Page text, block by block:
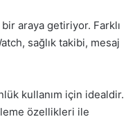
araya getiriyor. Farklı
sağlık takibi, mesaj
kullanım için idealdir.
özellikleri ile